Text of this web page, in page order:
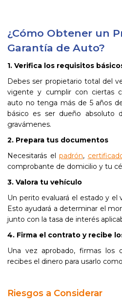
¿Cómo Obtener un
Garantía de Auto?
1. Verifica los requisitos
Debes ser propietario total del
vigente y cumplir con ciertas
auto no tenga más de 5 años
básico es ser dueño
gravámenes.
2. Prepara tus documentos
Necesitarás el padrón,
comprobante de domicilio y tu
3. Valora tu vehículo
Un perito evaluará el estado y el
Esto ayudará a determinar el
junto con la tasa de interés
4. Firma el contrato y recibe
Una vez aprobado, firmas los
recibes el dinero para usarlo
Riesgos a Considerar